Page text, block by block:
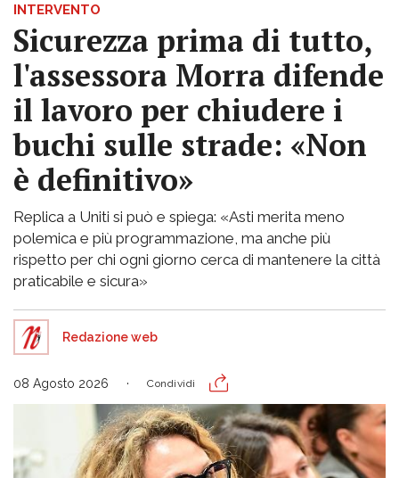
INTERVENTO
Sicurezza prima di tutto,
l'assessora Morra difende
il lavoro per chiudere i
buchi sulle strade: «Non
è definitivo»
Replica a Uniti si può e spiega: «Asti merita meno
polemica e più programmazione, ma anche più
rispetto per chi ogni giorno cerca di mantenere la città
praticabile e sicura»
Redazione web
08 Agosto 2026 Condividi